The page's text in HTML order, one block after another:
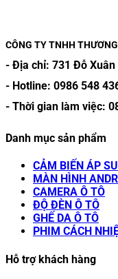
CÔNG TY TNHH
- Địa chỉ: 731 Đỗ Xuân
- Hotline: 0986 548
- Thời gian làm việc:
Danh mục sản phẩm
CẢM BIẾN ÁP
MÀN HÌNH
CAMERA Ô TÔ
ĐỘ ĐÈN Ô TÔ
GHẾ DA Ô TÔ
PHIM CÁCH
Hỗ trợ khách hàng